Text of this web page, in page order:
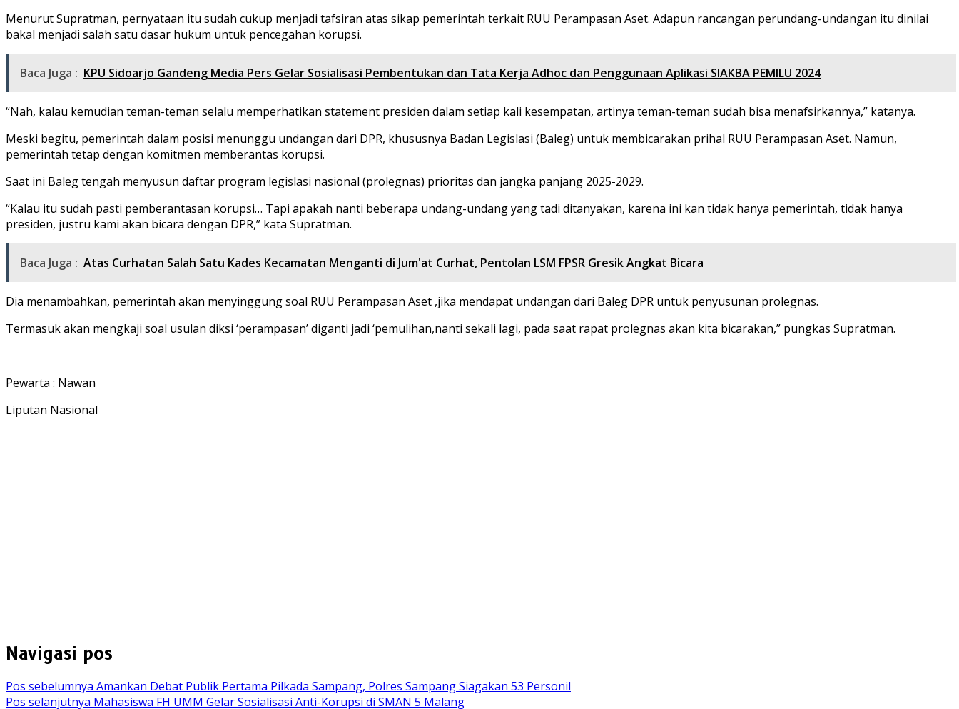
Menurut Supratman, pernyataan itu sudah cukup menjadi tafsiran atas sikap pemerintah terkait RUU Perampasan Aset. Adapun rancangan perundang-undangan itu dinilai
bakal menjadi salah satu dasar hukum untuk pencegahan korupsi.
Baca Juga : KPU Sidoarjo Gandeng Media Pers Gelar Sosialisasi Pembentukan dan Tata Kerja Adhoc dan Penggunaan Aplikasi SIAKBA PEMILU 2024
“Nah, kalau kemudian teman-teman selalu memperhatikan statement presiden dalam setiap kali kesempatan, artinya teman-teman sudah bisa menafsirkannya,” katanya.
Meski begitu, pemerintah dalam posisi menunggu undangan dari DPR, khususnya Badan Legislasi (Baleg) untuk membicarakan prihal RUU Perampasan Aset. Namun,
pemerintah tetap dengan komitmen memberantas korupsi.
Saat ini Baleg tengah menyusun daftar program legislasi nasional (prolegnas) prioritas dan jangka panjang 2025-2029.
“Kalau itu sudah pasti pemberantasan korupsi… Tapi apakah nanti beberapa undang-undang yang tadi ditanyakan, karena ini kan tidak hanya pemerintah, tidak hanya
presiden, justru kami akan bicara dengan DPR,” kata Supratman.
Baca Juga : Atas Curhatan Salah Satu Kades Kecamatan Menganti di Jum'at Curhat, Pentolan LSM FPSR Gresik Angkat Bicara
Dia menambahkan, pemerintah akan menyinggung soal RUU Perampasan Aset ,jika mendapat undangan dari Baleg DPR untuk penyusunan prolegnas.
Termasuk akan mengkaji soal usulan diksi ‘perampasan’ diganti jadi ‘pemulihan,nanti sekali lagi, pada saat rapat prolegnas akan kita bicarakan,” pungkas Supratman.
Pewarta : Nawan
Liputan Nasional
Navigasi pos
Pos sebelumnya Amankan Debat Publik Pertama Pilkada Sampang, Polres Sampang Siagakan 53 Personil
Pos selanjutnya Mahasiswa FH UMM Gelar Sosialisasi Anti-Korupsi di SMAN 5 Malang